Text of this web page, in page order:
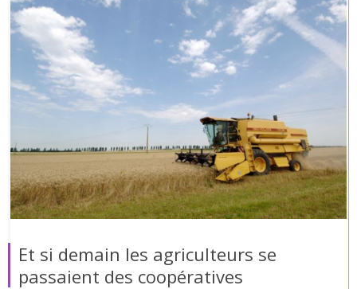
Et si demain les agriculteurs se
passaient des coopératives